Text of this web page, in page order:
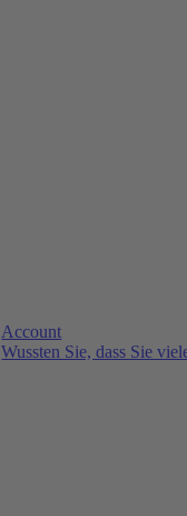
Account
Wussten Sie, dass Sie